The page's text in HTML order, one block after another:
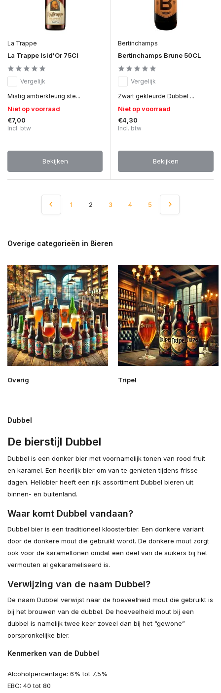
La Trappe
La Trappe Isid'Or 75Cl
Vergelijk
Mistig amberkleurig ste...
Niet op voorraad
€7,00
Incl. btw
Bekijken
Bertinchamps
Bertinchamps Brune 50CL
Vergelijk
Zwart gekleurde Dubbel ...
Niet op voorraad
€4,30
Incl. btw
Bekijken
1 2 3 4 5
Overige categorieën in Bieren
Overig Tripel
Dubbel
De bierstijl Dubbel
Dubbel is een donker bier met voornamelijk tonen van rood fruit
en karamel. Een heerlijk bier om van te genieten tijdens frisse
dagen. Hellobier heeft een rijk assortiment Dubbel bieren uit
binnen- en buitenland.
Waar komt Dubbel vandaan?
Dubbel bier is een traditioneel kloosterbier. Een donkere variant
door de donkere mout die gebruikt wordt. De donkere mout zorgt
ook voor de karameltonen omdat een deel van de suikers bij het
vermouten al gekarameliseerd is.
Verwijzing van de naam Dubbel?
De naam Dubbel verwijst naar de hoeveelheid mout die gebruikt is
bij het brouwen van de dubbel. De hoeveelheid mout bij een
dubbel is namelijk twee keer zoveel dan bij het “gewone”
oorspronkelijke bier.
Kenmerken van de Dubbel
Alcoholpercentage: 6% tot 7,5%
EBC: 40 tot 80